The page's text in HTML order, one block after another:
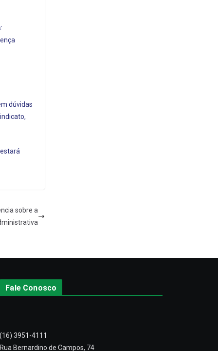
dúvidas
sobre a
Fale Conosco
(16) 3951-4111
Rua Bernardino de Campos, 74